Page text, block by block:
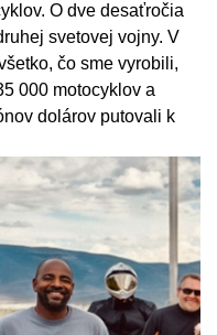
O dve desaťročia
svetovej vojny. V
čo sme vyrobili,
000 motocyklov a
dolárov putovali k